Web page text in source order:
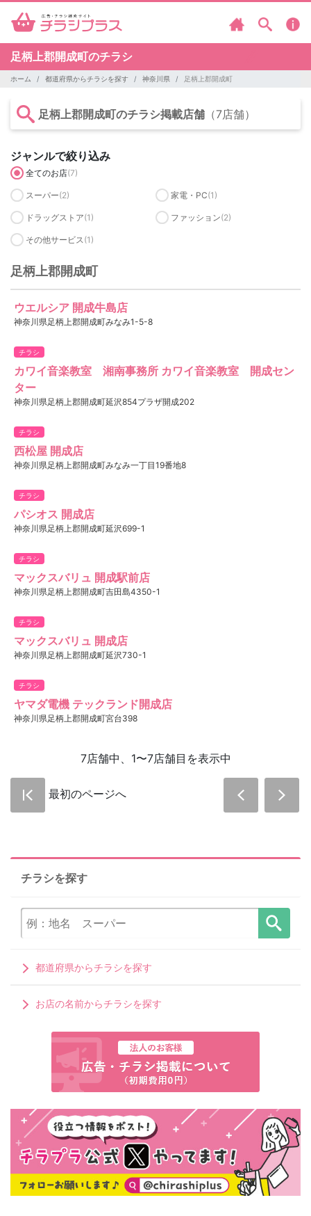
足柄上郡開成町のチラシ
ホーム 都道府県からチラシを探す 神奈川県 足柄上郡開成町
足柄上郡開成町のチラシ掲載店舗 （7店舗）
ジャンルで絞り込み
全てのお店(7)
スーパー(2) 家電・PC(1)
ドラッグストア(1) ファッション(2)
その他サービス (1)
足柄上郡開成町
ウエルシア 開成牛島店
神奈川県足柄上郡開成町みなみ1-5-8
チラシ
カワイ音楽教室 湘南事務所 カワイ音楽教室 開成セン
ター
神奈川県足柄上郡開成町延沢854プラザ開成202
チラシ
西松屋 開成店
神奈川県足柄上郡開成町みなみ一丁目19番地8
チラシ
パシオス 開成店
神奈川県足柄上郡開成町延沢699-1
チラシ
マックスバリュ 開成駅前店
神奈川県足柄上郡開成町吉田島4350-1
チラシ
マックスバリュ 開成店
神奈川県足柄上郡開成町延沢730-1
チラシ
ヤマダ電機 テックランド開成店
神奈川県足柄上郡開成町宮台398
7店舗中、1〜7店舗目を表示中
最初のページへ
チラシを探す
都道府県からチラシを探す
お店の名前からチラシを探す